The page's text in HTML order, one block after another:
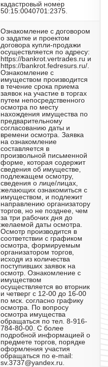
кадастровый номер
50:15:0040701:2375.
Ознакомление с договором
о задатке и проектом
договора купли-продажи
осуществляется по адресу:
https://bankrot.vertrades.ru и
https://bankrot.fedresurs.ru/.
Ознакомление с
имуществом производится
в течение срока приема
заявок на участие в торгах
путем непосредственного
осмотра по месту
нахождения имущества по
предварительному
согласованию даты и
времени осмотра. Заявка
на ознакомление
составляется в
произвольной письменной
форме, которая содержит
сведения об имуществе,
подлежащем осмотру,
сведения о лице/лицах,
желающих ознакомиться с
имуществом, и подлежит
направлению организатору
торгов, но не позднее, чем
за три рабочих дня до
желаемой даты осмотра.
Осмотр производится в
соответствии с графиком
осмотра, формируемым
организатором торгов,
исходя из количества
поступивших заявок на
осмотр. Ознакомление с
имуществом
осуществляется во вторник
и четверг с 12-00 до 16-00
по мск. согласно графику
осмотра. По вопросу
осмотра имущества
обращаться по тел. 8-916-
784-80-00. С более
подробной информацией о
предмете торгов, порядке
оформления участия
обращаться по e-mail:
sv.3737@yandex.ru.